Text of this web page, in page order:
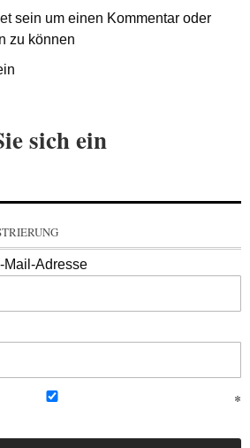
sein um einen Kommentar oder
zu können
sich ein
Mail-Adresse